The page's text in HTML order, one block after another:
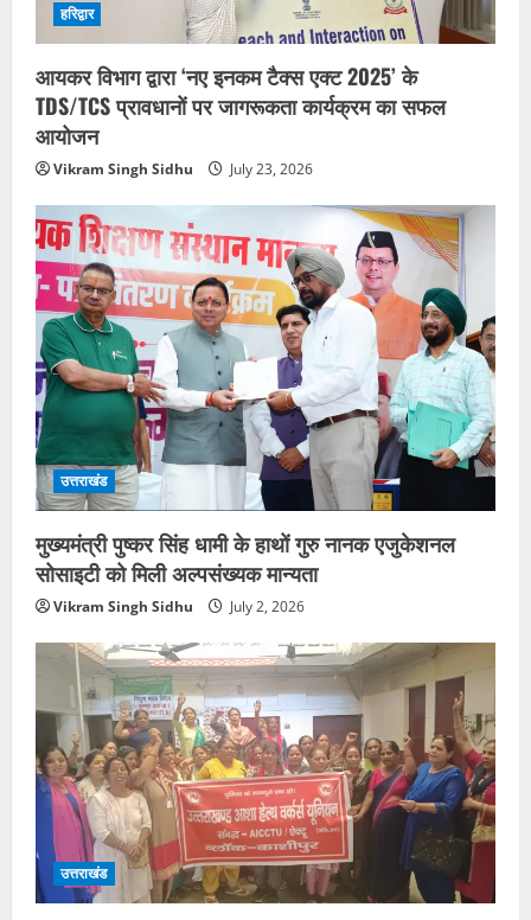
हरिद्वार
आयकर विभाग द्वारा ‘नए इनकम टैक्स एक्ट 2025’ के
TDS/TCS प्रावधानों पर जागरूकता कार्यक्रम का सफल
आयोजन
Vikram Singh Sidhu July 23, 2026
उत्तराखंड
मुख्यमंत्री पुष्कर सिंह धामी के हाथों गुरु नानक एजुकेशनल
सोसाइटी को मिली अल्पसंख्यक मान्यता
Vikram Singh Sidhu July 2, 2026
उत्तराखंड